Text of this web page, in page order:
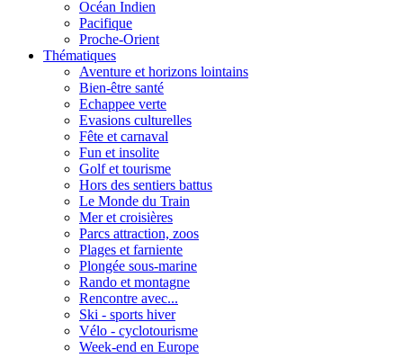
Océan Indien
Pacifique
Proche-Orient
Thématiques
Aventure et horizons lointains
Bien-être santé
Echappee verte
Evasions culturelles
Fête et carnaval
Fun et insolite
Golf et tourisme
Hors des sentiers battus
Le Monde du Train
Mer et croisières
Parcs attraction, zoos
Plages et farniente
Plongée sous-marine
Rando et montagne
Rencontre avec...
Ski - sports hiver
Vélo - cyclotourisme
Week-end en Europe